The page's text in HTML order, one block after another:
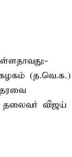
கழகம் (த.வெ.க.)
தலைவர் விஜய்